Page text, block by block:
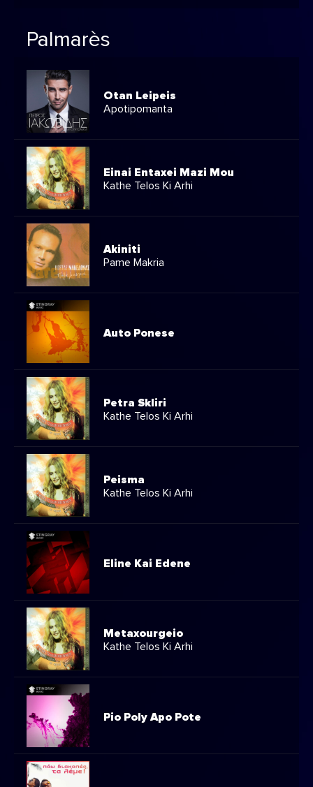
Palmarès
Otan Leipeis
Apotipomanta
Einai Entaxei Mazi Mou
Kathe Telos Ki Arhi
Akiniti
Pame Makria
Auto Ponese
Petra Skliri
Kathe Telos Ki Arhi
Peisma
Kathe Telos Ki Arhi
Eline Kai Edene
Metaxourgeio
Kathe Telos Ki Arhi
Pio Poly Apo Pote